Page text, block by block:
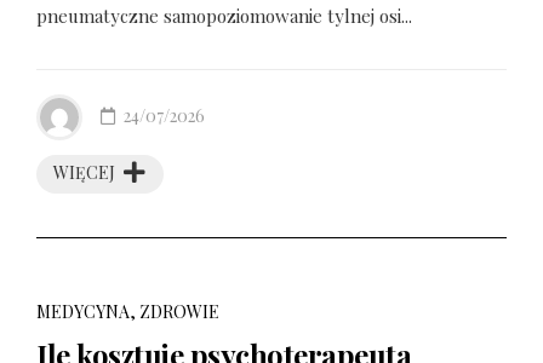
pneumatyczne samopoziomowanie tylnej osi...
WIĘCEJ
24/07/2026
MEDYCYNA, ZDROWIE
Ile kosztuje psychoterapeuta